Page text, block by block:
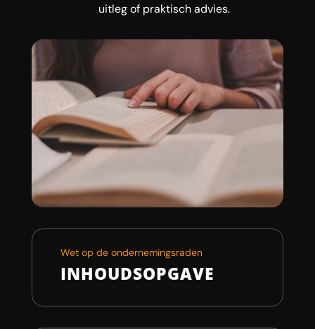
uitleg of praktisch advies.
Wet op de ondernemingsraden
INHOUDSOPGAVE